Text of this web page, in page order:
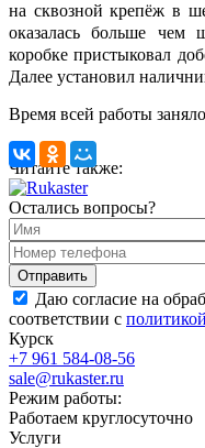
на сквозной крепёж в
оказалась больше
коробке пристыковал
Далее установил
Время всей работы
Читайте также:
Остались вопросы?
Даю согласие на
соответствии с
Курск
+7 961 584-08-56
sale@rukaster.ru
Режим работы:
Работаем круглосуточно
Услуги